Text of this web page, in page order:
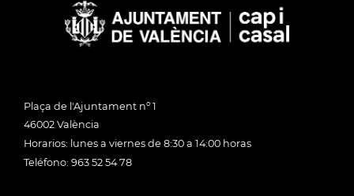
Plaça de l'Ajuntament nº 1
46002 València
Horarios: lunes a viernes de 8:30 a 14:00 horas
Teléfono: 963 52 54 78